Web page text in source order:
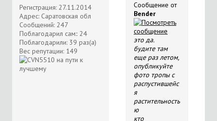
Регистрация: 27.11.2014
Адрес: Саратовская обл
Сообщений: 247
Поблагодарил сам:: 24
Поблагодарили: 39 раз(а)
Вес репутации: 149
Сообщение от
Bender
это да.
будите там
еще раз летом,
опубликуйте
фото тропы с
распустившейс
я
растительность
ю
кто